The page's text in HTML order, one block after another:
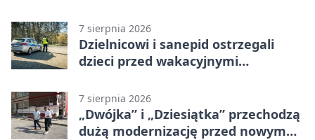
7 sierpnia 2026
Dzielnicowi i sanepid ostrzegali
dzieci przed wakacyjnymi
7 sierpnia 2026
„Dwójka” i „Dziesiątka” przechodzą
dużą modernizację przed nowym